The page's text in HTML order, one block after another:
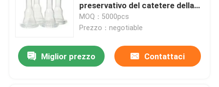
preservativo del catetere della
borsa esterna maschio dell'urina
MOQ：5000pcs
Prezzo：negotiable
Miglior prezzo Contattaci